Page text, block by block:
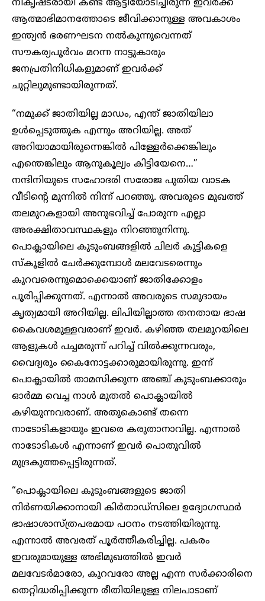
നികൃഷ്ടരായി കണ്ട് ആട്ടിയോടിച്ചിരുന്ന ഇവർക്ക്
ആത്മാഭിമാനത്തോടെ ജീവിക്കാനുള്ള അവകാശം
ഇന്ത്യൻ ഭരണഘടന നൽകുന്നുവെന്നത്
സൗകര്യപൂർവം മറന്ന നാട്ടുകാരും
ജനപ്രതിനിധികളുമാണ് ഇവർക്ക്
ചുറ്റിലുമുണ്ടായിരുന്നത്.
“നമുക്ക് ജാതിയില്ല മാഡം, എന്ത് ജാതിയിലാ
ഉൾപ്പെടുത്തുക എന്നും അറിയില്ല. അത്
അറിയാമായിരുന്നെങ്കിൽ പിള്ളേർക്കെങ്കിലും
എന്തെങ്കിലും ആനുകൂല്യം കിട്ടിയേനെ…”
നന്ദിനിയുടെ സഹോദരി സരോജ പുതിയ വാടക
വീടിന്റെ മുന്നിൽ നിന്ന് പറഞ്ഞു. അവരുടെ മുഖത്ത്
തലമുറകളായി അനുഭവിച്ച് പോരുന്ന എല്ലാ
അരക്ഷിതാവസ്ഥകളും നിറഞ്ഞുനിന്നു.
പൊക്ലായിലെ കുടുംബങ്ങളിൽ ചിലർ കുട്ടികളെ
സ്കൂളിൽ ചേർക്കുമ്പോൾ മലവേടരെന്നും
കുറവരെന്നുമൊക്കെയാണ് ജാതിക്കോളം
പൂരിപ്പിക്കുന്നത്. എന്നാൽ അവരുടെ സമുദായം
കൃത്യമായി അറിയില്ല. ലിപിയില്ലാത്ത തനതായ ഭാഷ
കൈവശമുള്ളവരാണ് ഇവർ. കഴിഞ്ഞ തലമുറയിലെ
ആളുകൾ പച്ചമരുന്ന് പറിച്ച് വിൽക്കുന്നവരും,
വൈദ്യരും കൈനോട്ടക്കാരുമായിരുന്നു. ഇന്ന്
പൊക്ലായിൽ താമസിക്കുന്ന അഞ്ച് കുടുംബക്കാരും
ഓർമ്മ വെച്ച നാൾ മുതൽ പൊക്ലായിൽ
കഴിയുന്നവരാണ്. അതുകൊണ്ട് തന്നെ
നാടോടികളായും ഇവരെ കരുതാനാവില്ല. എന്നാൽ
നാടോടികൾ എന്നാണ് ഇവർ പൊതുവിൽ
മുദ്രകുത്തപ്പെട്ടിരുന്നത്.
“പൊക്ലായിലെ കുടുംബങ്ങളുടെ ജാതി
നിർണയിക്കാനായി കിർതാഡ്സിലെ ഉദ്യോഗസ്ഥർ
ഭാഷാശാസ്ത്രപരമായ പഠനം നടത്തിയിരുന്നു.
എന്നാൽ അവരത് പൂർത്തീകരിച്ചില്ല. പകരം
ഇവരുമായുള്ള അഭിമുഖത്തിൽ ഇവർ
മലവേടർമാരോ, കുറവരോ അല്ല എന്ന സർക്കാരിനെ
തെറ്റിദ്ധരിപ്പിക്കുന്ന രീതിയിലുള്ള നിലപാടാണ്